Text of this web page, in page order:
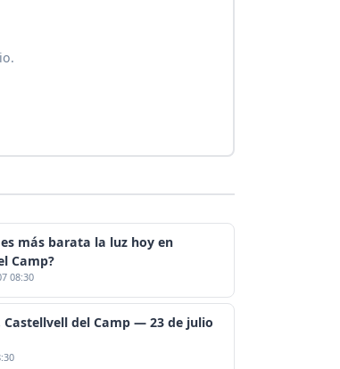
más barata la luz hoy en
Camp?
08:30
Castellvell del Camp — 23 de julio